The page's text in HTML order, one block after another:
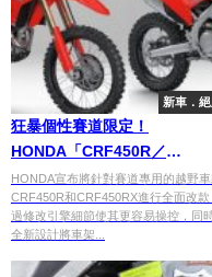
新車．
狂暴個性賽道限定！
HONDA「CRF450R／
CRF450RX」
HONDA宣布將針對賽道專用的越野車
CRF450R和CRF450RX進行全面改款
過修改引擎細節使其更容易操控，同
全新設計將車架...